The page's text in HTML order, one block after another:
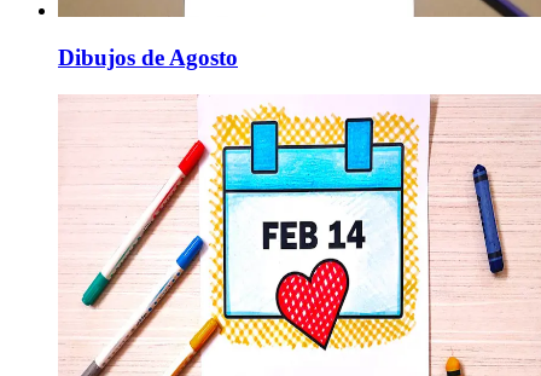
Dibujos de Agosto